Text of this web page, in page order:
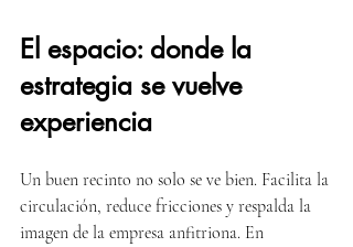
El espacio: donde la
estrategia se vuelve
experiencia
Un buen recinto no solo se ve bien. Facilita la
circulación, reduce fricciones y respalda la
imagen de la empresa anfitriona. En